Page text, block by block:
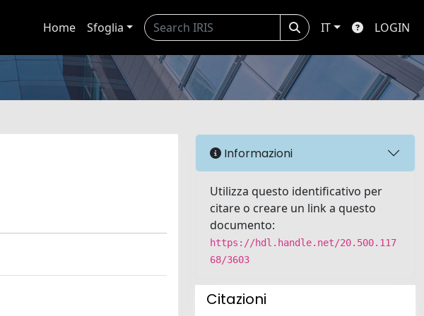
Home Sfoglia IT LOGIN
Informazioni
Utilizza questo identificativo per
citare o creare un link a questo
documento:
https://hdl.handle.net/20.500.117
68/3603
Citazioni